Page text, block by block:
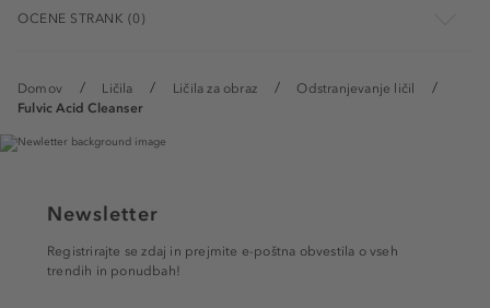
Domov Ličila Ličila za obraz
Odstranjevanje ličil
Fulvic Acid Cleanser
OCENE STRANK (0)
Newsletter
Registrirajte se zdaj in prejmite e-poštna obvestila o vseh
trendih in ponudbah!